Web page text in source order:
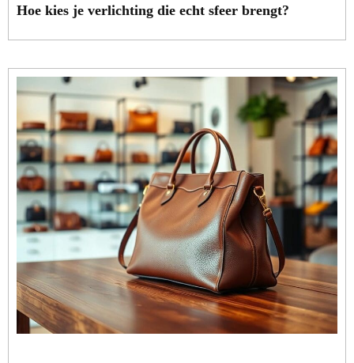
Hoe kies je verlichting die echt sfeer brengt?